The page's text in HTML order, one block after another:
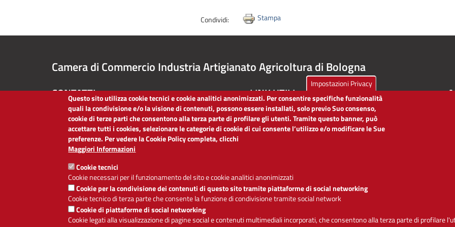
Condividi: Stampa
Camera di Commercio Industria Artigianato Agricoltura di Bologna
CONTATTI
051/60.93.111
PEC:cciaa@bo.legalmail.camcom.it
P.IVA:03030620375
Codice Fiscale:80013970373
Codice Univoco per le fatture elettroniche:
LINK UTILI
Dichiarazione di accessibilità
Obiettivi di accessibilità
Impostazioni Privacy
Questo sito utilizza cookie tecnici e cookie analitici anonimizzati. Per consentire specifiche funzionalità
quali la condivisione e/o la visione di contenuti, possono essere installati, solo previo Suo consenso,
cookie di terze parti che consentono alla terza parte di profilare gli utenti. Tramite questo banner, può
accettare tutti i cookies, selezionare le categorie di cookie di cui consente l’utilizzo e/o modificare le Sue
preferenze. Per vedere la Cookie Policy completa, clicchi
Maggiori Informazioni
Cookie tecnici
Cookie necessari per il funzionamento del sito e cookie analitici anonimizzati
Cookie per la condivisione dei contenuti di questo sito tramite piattaforme di social networking
Cookie tecnico di terza parte che consente la funzione di condivisione tramite social network
Cookie di piattaforme di social networking
Cookie legati alla visualizzazione di pagine social e contenuti multimediali incorporati, che consentono alla terza parte di profilare